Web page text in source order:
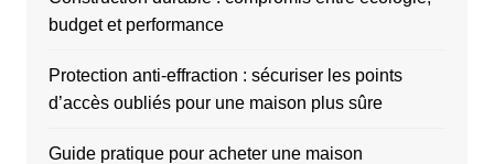
budget et performance
Protection anti-effraction : sécuriser les points
d’accès oubliés pour une maison plus sûre
Guide pratique pour acheter une maison